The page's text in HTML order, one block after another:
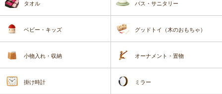
タオル バス・サニタリー
ベビー・キッズ グッドトイ（木のおもちゃ）
小物入れ・収納 オーナメント・置物
掛け時計 ミラー